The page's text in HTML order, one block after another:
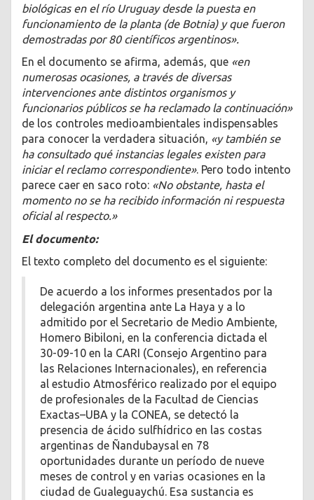
biológicas en el río Uruguay desde la puesta en
funcionamiento de la planta (de Botnia) y que fueron
demostradas por 80 científicos argentinos».
En el documento se afirma, además, que «en
numerosas ocasiones, a través de diversas
intervenciones ante distintos organismos y
funcionarios públicos se ha reclamado la continuación»
de los controles medioambientales indispensables
para conocer la verdadera situación, «y también se
ha consultado qué instancias legales existen para
iniciar el reclamo correspondiente». Pero todo intento
parece caer en saco roto: «No obstante, hasta el
momento no se ha recibido información ni respuesta
oficial al respecto.»
El documento:
El texto completo del documento es el siguiente:
De acuerdo a los informes presentados por la
delegación argentina ante La Haya y a lo
admitido por el Secretario de Medio Ambiente,
Homero Bibiloni, en la conferencia dictada el
30-09-10 en la CARI (Consejo Argentino para
las Relaciones Internacionales), en referencia
al estudio Atmosférico realizado por el equipo
de profesionales de la Facultad de Ciencias
Exactas–UBA y la CONEA, se detectó la
presencia de ácido sulfhídrico en las costas
argentinas de Ñandubaysal en 78
oportunidades durante un período de nueve
meses de control y en varias ocasiones en la
ciudad de Gualeguaychú. Esa sustancia es